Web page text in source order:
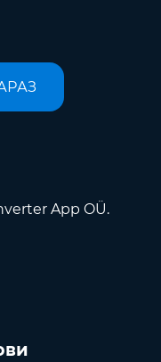
App OÜ.